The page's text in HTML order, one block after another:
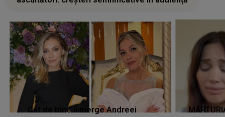
Cât de bine îi merge Andreei